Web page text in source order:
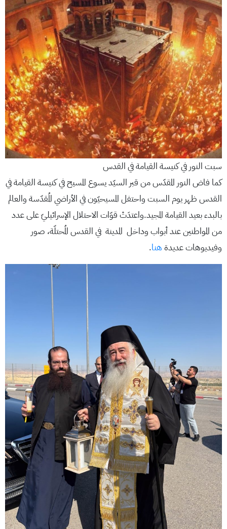
سبت النور في كنيسة القيامة في القدس
كما فاض النور المقدّس من قبر السيّد يسوع المسيح في كنيسة القيامة في
القدس ظهر يوم السبت واحتفل المسيحيّون في الأراضي المُقدّسة والعالم
بالبدء بعيد القيامة المجيد.واعتدَتْ قوّات الاحتلال الإسرائيليّ على عدد
من المواطنين عند أبواب وداخل المدينة في القدس المُحتلّة، صور
وفيديوهات عديدة هنا.